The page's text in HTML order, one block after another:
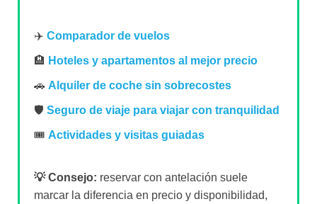
✈️ Comparador de vuelos
🏨 Hoteles y apartamentos al mejor precio
🚗 Alquiler de coche sin sobrecostes
🛡️ Seguro de viaje para viajar con tranquilidad
🎟️ Actividades y visitas guiadas
💡 Consejo: reservar con antelación suele
marcar la diferencia en precio y disponibilidad,